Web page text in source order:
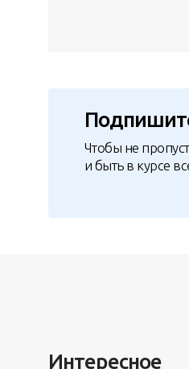
Чтобы не
и быть в курсе
Интересное